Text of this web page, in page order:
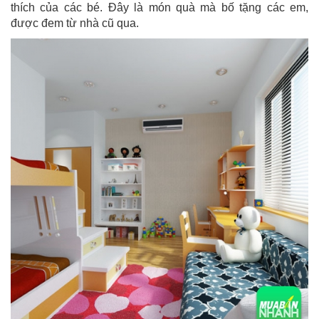
thích của các bé. Đây là món quà mà bố tặng các em,
được đem từ nhà cũ qua.